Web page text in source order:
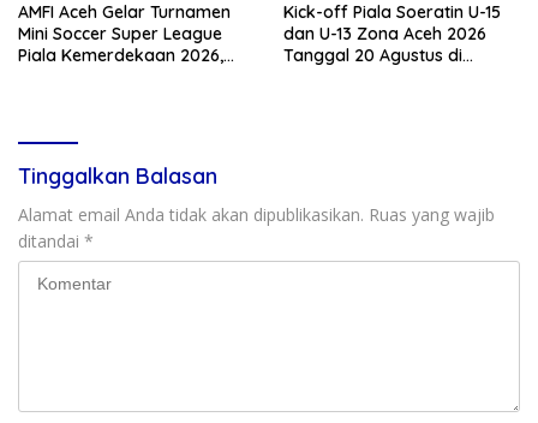
AMFI Aceh Gelar Turnamen
Mini Soccer Super League
Piala Kemerdekaan 2026,
Kick-off Piala Soeratin U-15
dan U-13 Zona Aceh 2026
Tanggal 20 Agustus di
Tinggalkan Balasan
Alamat email Anda tidak akan dipublikasikan. Ruas yang wajib
ditandai *